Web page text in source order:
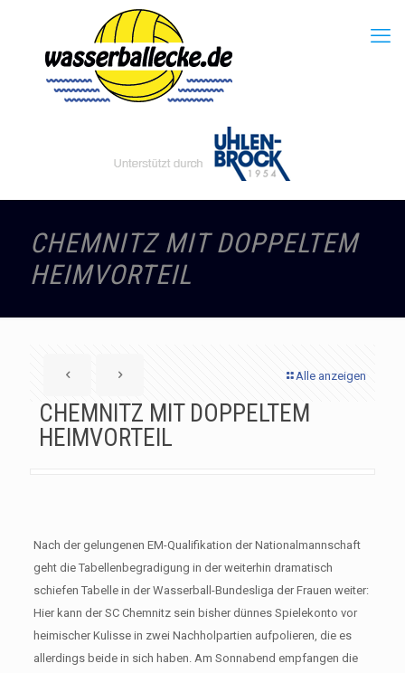
CHEMNITZ MIT DOPPELTEM
HEIMVORTEIL
Alle anzeigen
CHEMNITZ MIT DOPPELTEM
HEIMVORTEIL
Nach der gelungenen EM-Qualifikation der Nationalmannschaft
geht die Tabellenbegradigung in der weiterhin dramatisch
schiefen Tabelle in der Wasserball-Bundesliga der Frauen weiter:
Hier kann der SC Chemnitz sein bisher dünnes Spielekonto vor
heimischer Kulisse in zwei Nachholpartien aufpolieren, die es
allerdings beide in sich haben. Am Sonnabend empfangen die